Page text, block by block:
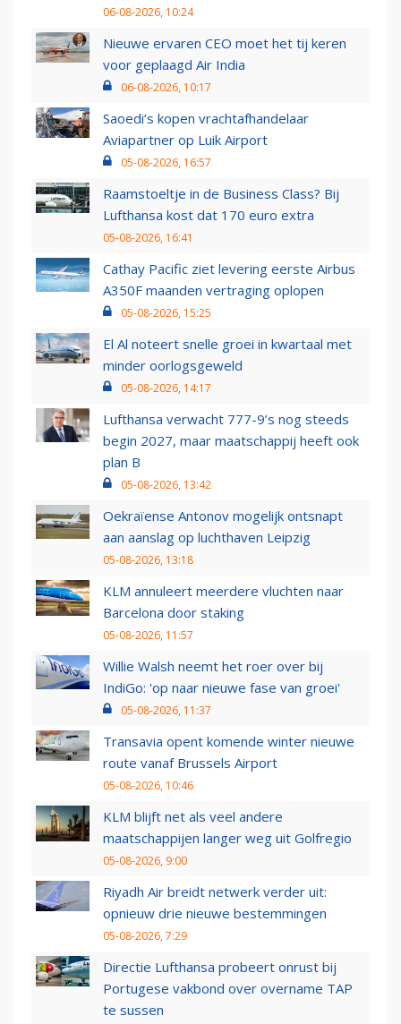
06-08-2026, 10:24
Nieuwe ervaren CEO moet het tij keren
voor geplaagd Air India
06-08-2026, 10:17
Saoedi’s kopen vrachtafhandelaar
Aviapartner op Luik Airport
05-08-2026, 16:57
Raamstoeltje in de Business Class? Bij
Lufthansa kost dat 170 euro extra
05-08-2026, 16:41
Cathay Pacific ziet levering eerste Airbus
A350F maanden vertraging oplopen
05-08-2026, 15:25
El Al noteert snelle groei in kwartaal met
minder oorlogsgeweld
05-08-2026, 14:17
Lufthansa verwacht 777-9’s nog steeds
begin 2027, maar maatschappij heeft ook
plan B
05-08-2026, 13:42
Oekraïense Antonov mogelijk ontsnapt
aan aanslag op luchthaven Leipzig
05-08-2026, 13:18
KLM annuleert meerdere vluchten naar
Barcelona door staking
05-08-2026, 11:57
Willie Walsh neemt het roer over bij
IndiGo: 'op naar nieuwe fase van groei'
05-08-2026, 11:37
Transavia opent komende winter nieuwe
route vanaf Brussels Airport
05-08-2026, 10:46
KLM blijft net als veel andere
maatschappijen langer weg uit Golfregio
05-08-2026, 9:00
Riyadh Air breidt netwerk verder uit:
opnieuw drie nieuwe bestemmingen
05-08-2026, 7:29
Directie Lufthansa probeert onrust bij
Portugese vakbond over overname TAP
te sussen